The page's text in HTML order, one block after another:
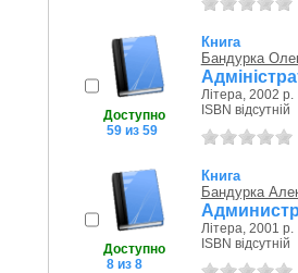
Доступно
59 из 59
Книга
Бандурка
Літера, 2002 р.
ISBN відсутній
Доступно
8 из 8
Книга
Бандурка
Літера, 2001 р.
ISBN відсутній